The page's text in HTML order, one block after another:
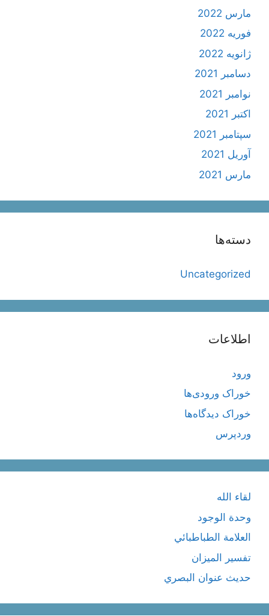
مارس 2022
فوریه 2022
ژانویه 2022
دسامبر 2021
نوامبر 2021
اکتبر 2021
سپتامبر 2021
آوریل 2021
مارس 2021
دسته‌ها
Uncategorized
اطلاعات
ورود
خوراک ورودی‌ها
خوراک دیدگاه‌ها
وردپرس
لقاء الله
وحدة الوجود
العلامة الطباطبائي
تفسير الميزان
حديث عنوان البصري